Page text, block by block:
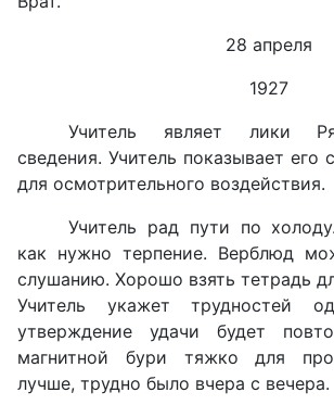
28 апреля
1927
Учитель являет лики
сведения. Учитель показывает его
для осмотрительного воздействия.
Учитель рад пути по
как нужно терпение. Верблюд
слушанию. Хорошо взять тетрадь
Учитель укажет трудностей
утверждение удачи будет
магнитной бури тяжко для
лучше, трудно было вчера с вечера.